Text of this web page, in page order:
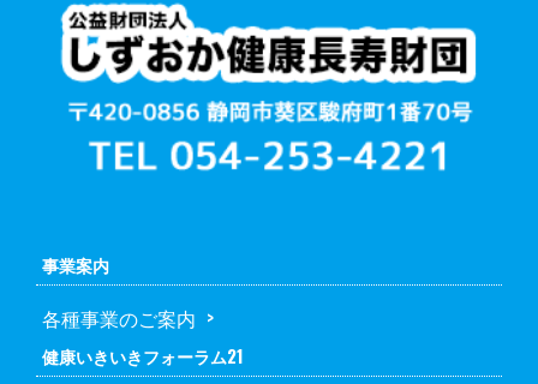
事業案内
各種事業のご案内
健康いきいきフォーラム21